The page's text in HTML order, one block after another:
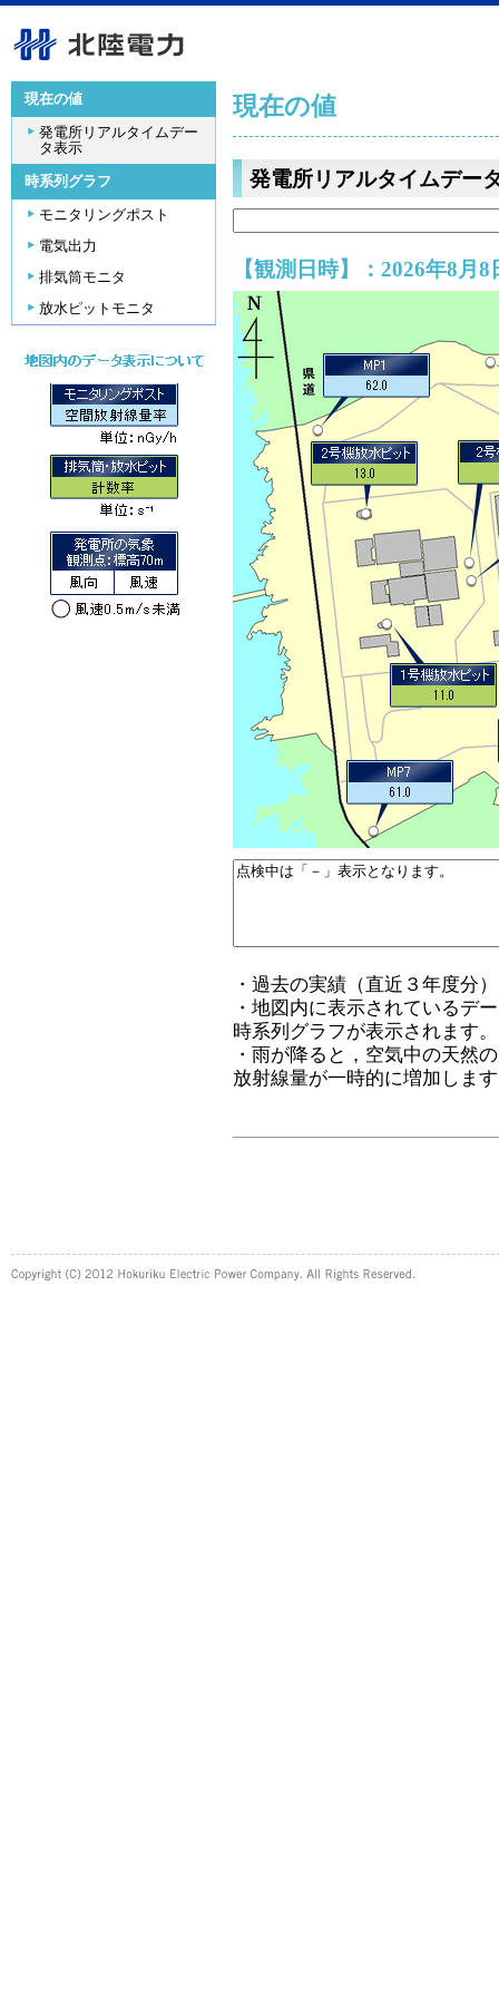
現在の値
発電所リアルタイムデー
タ表示
時系列グラフ
モニタリングポスト
電気出力
排気筒モニタ
放水ピットモニタ
現在の値
発電所リアルタイムデー
【観測日時】：2026年8月
・過去の実績（直近３年度分
・地図内に表示されているデ
時系列グラフが表示されます。
・雨が降ると，空気中の天然
放射線量が一時的に増加しま